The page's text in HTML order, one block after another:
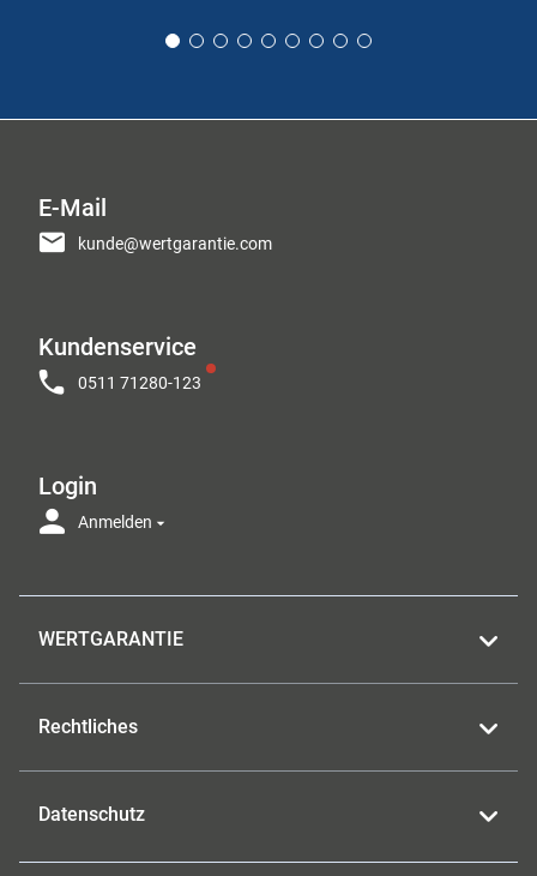
E-Mail
kunde@wertgarantie.com
Kundenservice
0511 71280-123
Login
Anmelden
WERTGARANTIE
Rechtliches
Datenschutz